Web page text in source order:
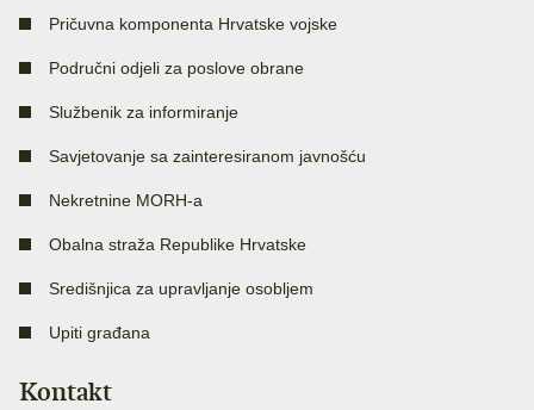
Pričuvna komponenta Hrvatske vojske
Područni odjeli za poslove obrane
Službenik za informiranje
Savjetovanje sa zainteresiranom javnošću
Nekretnine MORH-a
Obalna straža Republike Hrvatske
Središnjica za upravljanje osobljem
Upiti građana
Kontakt